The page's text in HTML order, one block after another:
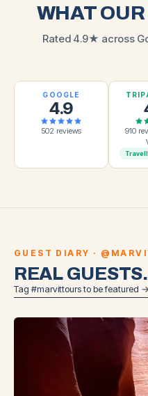
WHAT OUR
Rated 4.9★ across
GOOGLE
4.9
502 reviews
910
GUEST DIARY ·
REAL GUESTS.
Tag #marvittours to be featured →